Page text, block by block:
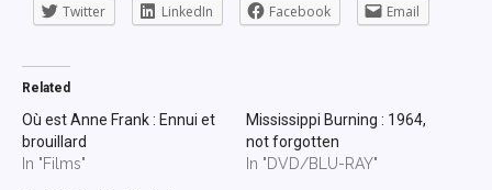
Twitter LinkedIn Facebook Email
Related
Où est Anne Frank : Ennui et
brouillard
In "Films"
Mississippi Burning : 1964,
not forgotten
In "DVD/BLU-RAY"